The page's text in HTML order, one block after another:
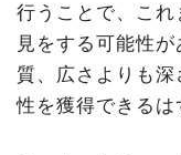
行うことで、こ
見をする可能性
質、広さよりも
性を獲得できるは